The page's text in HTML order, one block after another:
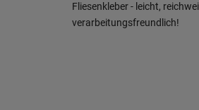
Fliesenkleber - leicht,
verarbeitungsfreundlich!